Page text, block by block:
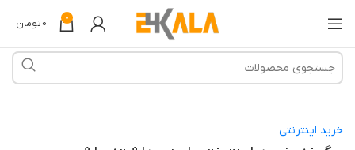
0
0تومان
خرید اینترنتی